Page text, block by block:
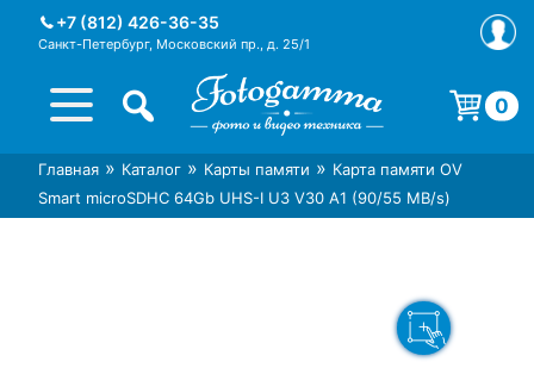
+7 (812) 426-36-35
Санкт-Петербург, Московский пр., д. 25/1
Интернет-магазин фототехники
Foto-Gamma в СПб
Магазин фотоаксессуаров foto-
gamma.ru
0
Корзина пуста.
Главная » Каталог » Карты памяти » Карта памяти OV
Smart microSDHC 64Gb UHS-I U3 V30 A1 (90/55 MB/s)